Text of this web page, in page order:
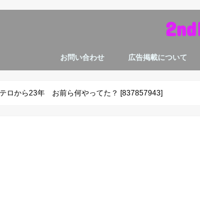
お問い合わせ 広告掲載について
ロから23年 お前ら何やってた？ [837857943]